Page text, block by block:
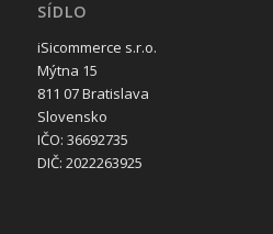
SÍDLO
iSicommerce s.r.o.
Mýtna 15
811 07 Bratislava
Slovensko
IČO: 36692735
DIČ: 2022263925